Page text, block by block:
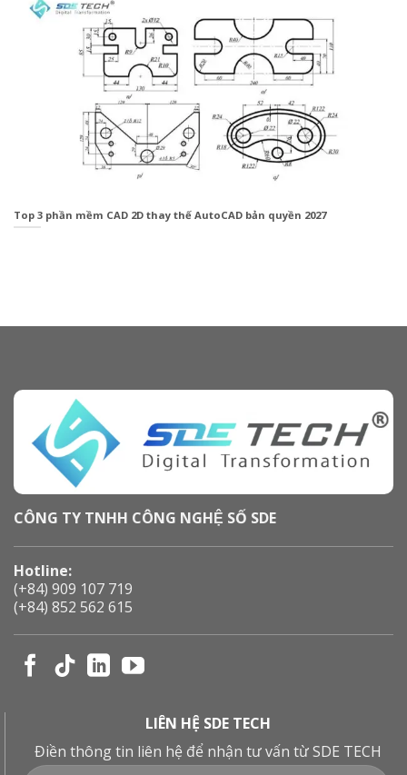
Top 3 phần mềm CAD 2D thay thế AutoCAD bản quyền 2027
CÔNG TY TNHH CÔNG NGHỆ SỐ SDE
Hotline:
(+84) 909 107 719
(+84) 852 562 615
LIÊN HỆ SDE TECH
Điền thông tin liên hệ để nhận tư vấn từ SDE TECH